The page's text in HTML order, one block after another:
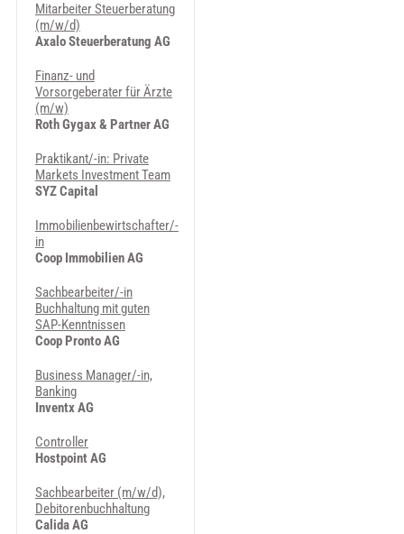
Mitarbeiter Steuerberatung
(m/w/d)
Axalo Steuerberatung AG
Finanz- und
Vorsorgeberater für Ärzte
(m/w)
Roth Gygax & Partner AG
Praktikant/-in: Private
Markets Investment Team
SYZ Capital
Immobilienbewirtschafter/-
in
Coop Immobilien AG
Sachbearbeiter/-in
Buchhaltung mit guten
SAP-Kenntnissen
Coop Pronto AG
Business Manager/-in,
Banking
Inventx AG
Controller
Hostpoint AG
Sachbearbeiter (m/w/d),
Debitorenbuchhaltung
Calida AG